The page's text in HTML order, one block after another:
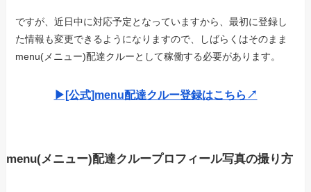
ですが、近日中に対応予定となっていますから、最初に登録し
た情報も変更できるようになりますので、しばらくはそのまま
menu(メニュー)配達クルーとして稼働する必要があります。
▶︎[公式]menu配達クルー登録はこちら↗︎
menu(メニュー)配達クループロフィール写真の撮り方